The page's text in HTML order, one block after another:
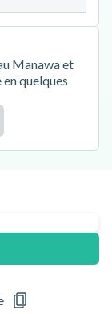
Manawa et
quelques